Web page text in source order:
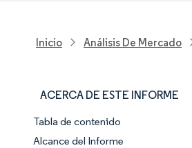
Inicio Análisis De Mercado
ACERCA DE ESTE INFORME
Panorama del Mercado
Tabla de contenido
Alcance del Informe